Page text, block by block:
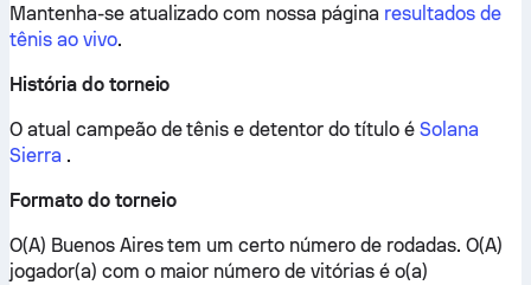
Mantenha-se atualizado com nossa página resultados de
tênis ao vivo.
História do torneio
O atual campeão de tênis e detentor do título é Solana
Sierra .
Formato do torneio
O(A) Buenos Aires tem um certo número de rodadas. O(A)
jogador(a) com o maior número de vitórias é o(a)